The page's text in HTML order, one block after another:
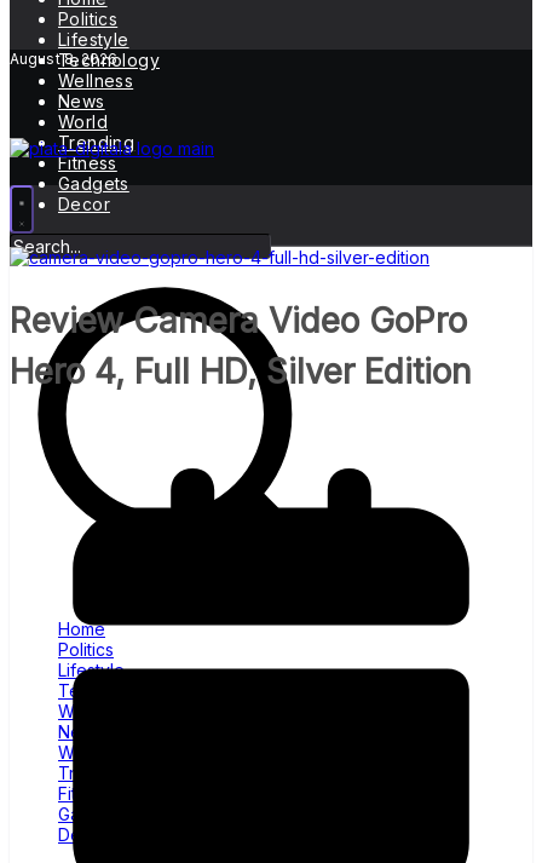
Politics
Lifestyle
Technology
Wellness
News
World
Trending
Fitness
Gadgets
Decor
August 8, 2026
Home
Politics
Lifestyle
Technology
Wellness
News
World
Trending
Fitness
Gadgets
Decor
Review Camera Video GoPro
Hero 4, Full HD, Silver Edition